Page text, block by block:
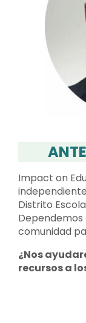
Impact on
Distrito
comunidad
¿Nos
recursos a